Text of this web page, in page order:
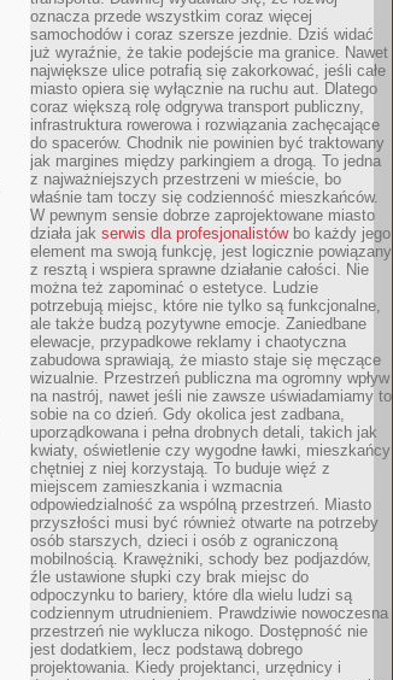
oznacza przede wszystkim coraz więcej
samochodów i coraz szersze jezdnie. Dziś widać
już wyraźnie, że takie podejście ma granice. Nawet
największe ulice potrafią się zakorkować, jeśli całe
miasto opiera się wyłącznie na ruchu aut. Dlatego
coraz większą rolę odgrywa transport publiczny,
infrastruktura rowerowa i rozwiązania zachęcające
do spacerów. Chodnik nie powinien być traktowany
jak margines między parkingiem a drogą. To jedna
z najważniejszych przestrzeni w mieście, bo
właśnie tam toczy się codzienność mieszkańców.
W pewnym sensie dobrze zaprojektowane miasto
działa jak serwis dla profesjonalistówbo każdy jego
element ma swoją funkcję, jest logicznie powiązany
z resztą i wspiera sprawne działanie całości. Nie
można też zapominać o estetyce. Ludzie
potrzebują miejsc, które nie tylko są funkcjonalne,
ale także budzą pozytywne emocje. Zaniedbane
elewacje, przypadkowe reklamy i chaotyczna
zabudowa sprawiają, że miasto staje się męczące
wizualnie. Przestrzeń publiczna ma ogromny wpływ
na nastrój, nawet jeśli nie zawsze uświadamiamy to
sobie na co dzień. Gdy okolica jest zadbana,
uporządkowana i pełna drobnych detali, takich jak
kwiaty, oświetlenie czy wygodne ławki, mieszkańcy
chętniej z niej korzystają. To buduje więź z
miejscem zamieszkania i wzmacnia
odpowiedzialność za wspólną przestrzeń. Miasto
przyszłości musi być również otwarte na potrzeby
osób starszych, dzieci i osób z ograniczoną
mobilnością. Krawężniki, schody bez podjazdów,
źle ustawione słupki czy brak miejsc do
odpoczynku to bariery, które dla wielu ludzi są
codziennym utrudnieniem. Prawdziwie nowoczesna
przestrzeń nie wyklucza nikogo. Dostępność nie
jest dodatkiem, lecz podstawą dobrego
projektowania. Kiedy projektanci, urzędnicy i